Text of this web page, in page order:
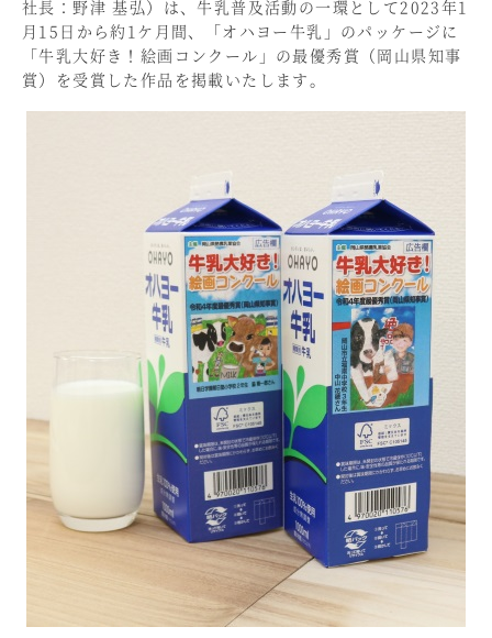
社長：野津 基弘）は、牛乳普及活動の一環として2023年1
月15日から約1ケ月間、「オハヨー牛乳」のパッケージに
「牛乳大好き！絵画コンクール」の最優秀賞（岡山県知事
賞）を受賞した作品を掲載いたします。